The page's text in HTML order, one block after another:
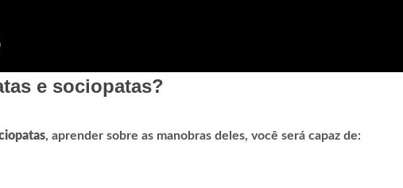
e sociopatas?
, aprender sobre as manobras deles, você será capaz de: